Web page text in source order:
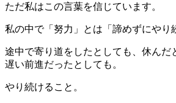
ただ私はこの言葉を信じています。
私の中で「努力」とは「諦めずにやり
途中で寄り道をしたとしても、休んだ
遅い前進だったとしても。
やり続けること。